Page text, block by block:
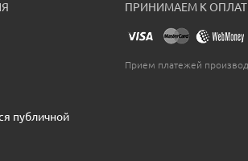
публичной
ПРИНИМАЕМ К
Прием платежей